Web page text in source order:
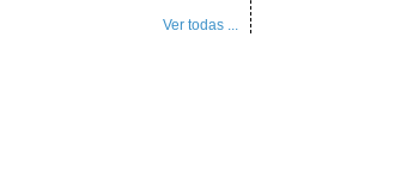
Ver todas ...